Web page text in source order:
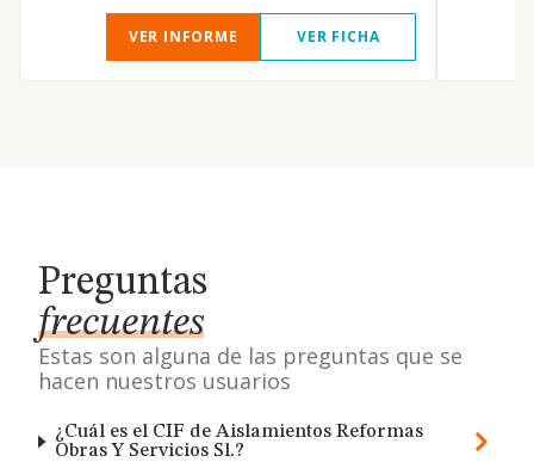
VER INFORME VER FICHA
Preguntas
frecuentes
Estas son alguna de las preguntas que se
hacen nuestros usuarios
¿Cuál es el CIF de Aislamientos Reformas
Obras Y Servicios Sl.?